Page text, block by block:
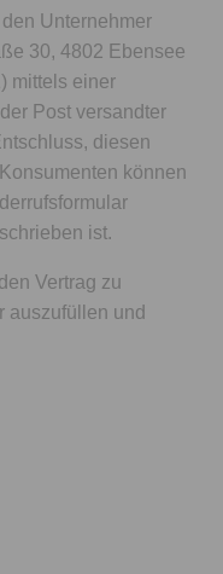
Unternehmer
30, 4802 Ebensee
mittels einer
Post versandter
diesen
können
ist.
Vertrag zu
auszufüllen und